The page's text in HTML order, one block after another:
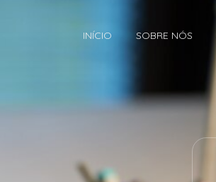
INÍCIO SOBRE NÓS